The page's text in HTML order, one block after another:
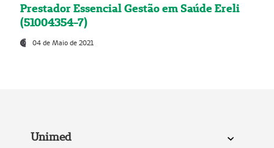
Prestador Essencial Gestão em Saúde Ereli
(51004354-7)
04 de Maio de 2021
Unimed